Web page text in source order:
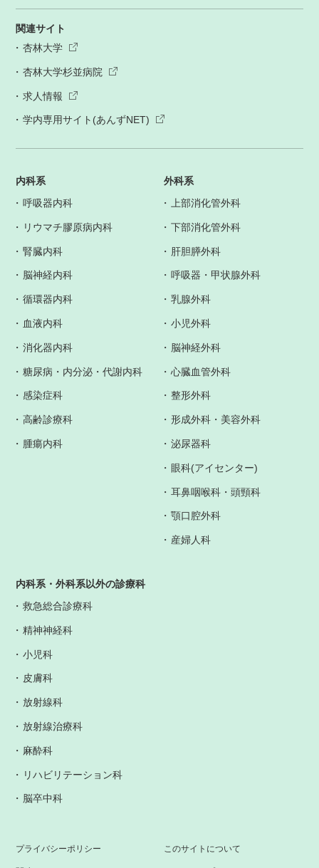
関連サイト
杏林大学
杏林大学杉並病院
求人情報
学内専用サイト(あんずNET)
内科系
呼吸器内科
リウマチ膠原病内科
腎臓内科
脳神経内科
循環器内科
血液内科
消化器内科
糖尿病・内分泌・代謝内科
感染症科
高齢診療科
腫瘍内科
外科系
上部消化管外科
下部消化管外科
肝胆膵外科
呼吸器・甲状腺外科
乳腺外科
小児外科
脳神経外科
心臓血管外科
整形外科
形成外科・美容外科
泌尿器科
眼科(アイセンター)
耳鼻咽喉科・頭頸科
顎口腔外科
産婦人科
内科系・外科系以外の診療科
救急総合診療科
精神神経科
小児科
皮膚科
放射線科
放射線治療科
麻酔科
リハビリテーション科
脳卒中科
プライバシーポリシー このサイトについて